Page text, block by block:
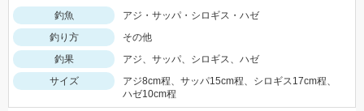
釣魚
アジ・サッパ・シロギス・ハゼ
釣り方
その他
釣果
アジ、サッパ、シロギス、ハゼ
サイズ
アジ8cm程、サッパ15cm程、シロギス17cm程、
ハゼ10cm程